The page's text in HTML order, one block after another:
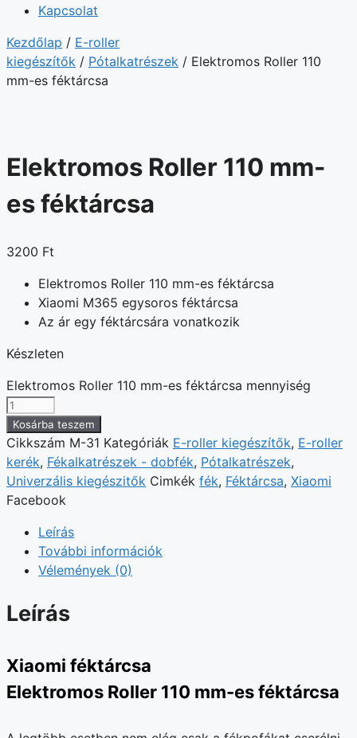
Kapcsolat
Kezdőlap / E-roller
kiegészítők / Pótalkatrészek / Elektromos Roller 110
mm-es féktárcsa
Elektromos Roller 110 mm-
es féktárcsa
3200 Ft
Elektromos Roller 110 mm-es féktárcsa
Xiaomi M365 egysoros féktárcsa
Az ár egy féktárcsára vonatkozik
Készleten
Elektromos Roller 110 mm-es féktárcsa mennyiség
Kosárba teszem
Cikkszám M-31 Kategóriák E-roller kiegészítők, E-roller
kerék, Fékalkatrészek - dobfék, Pótalkatrészek,
Univerzális kiegészitők Cimkék fék, Féktárcsa, Xiaomi
Facebook
Leírás
További információk
Vélemények (0)
Leírás
Xiaomi féktárcsa
Elektromos Roller 110 mm-es féktárcsa